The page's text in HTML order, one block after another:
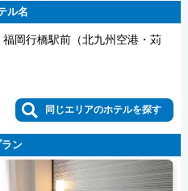
ル名
福岡行橋駅前（北九州空港・苅
同じエリアのホテルを探す
ラン